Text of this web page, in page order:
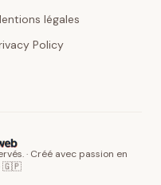
légales
Policy
· Créé avec passion en
🇬🇵